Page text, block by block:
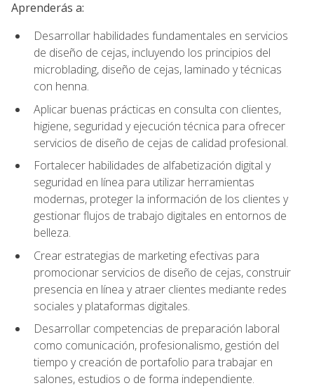
Aprenderás a:
Desarrollar habilidades fundamentales en servicios
de diseño de cejas, incluyendo los principios del
microblading, diseño de cejas, laminado y técnicas
con henna.
Aplicar buenas prácticas en consulta con clientes,
higiene, seguridad y ejecución técnica para ofrecer
servicios de diseño de cejas de calidad profesional.
Fortalecer habilidades de alfabetización digital y
seguridad en línea para utilizar herramientas
modernas, proteger la información de los clientes y
gestionar flujos de trabajo digitales en entornos de
belleza.
Crear estrategias de marketing efectivas para
promocionar servicios de diseño de cejas, construir
presencia en línea y atraer clientes mediante redes
sociales y plataformas digitales.
Desarrollar competencias de preparación laboral
como comunicación, profesionalismo, gestión del
tiempo y creación de portafolio para trabajar en
salones, estudios o de forma independiente.